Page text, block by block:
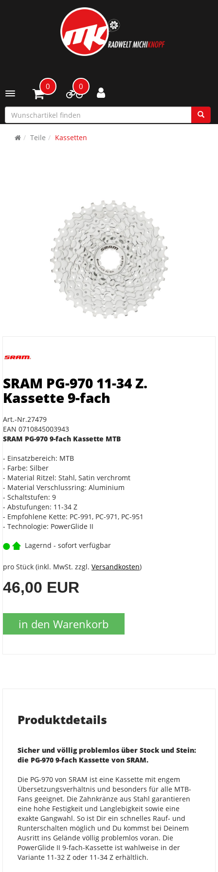
Toggle navigation
0 0
Teile Kassetten
SRAM PG-970 11-34 Z.
Kassette 9-fach
Art.-Nr.27479
EAN 0710845003943
SRAM PG-970 9-fach Kassette MTB
- Einsatzbereich: MTB
- Farbe: Silber
- Material Ritzel: Stahl, Satin verchromt
- Material Verschlussring: Aluminium
- Schaltstufen: 9
- Abstufungen: 11-34 Z
- Empfohlene Kette: PC-991, PC-971, PC-951
- Technologie: PowerGlide II
Lagernd - sofort verfügbar
pro Stück (inkl. MwSt. zzgl. Versandkosten)
46,00 EUR
in den Warenkorb
Produktdetails
Sicher und völlig problemlos über Stock und Stein:
die PG-970 9-fach Kassette von SRAM.
Die PG-970 von SRAM ist eine Kassette mit engem
Übersetzungsverhältnis und besonders für alle MTB-
Fans geeignet. Die Zahnkränze aus Stahl garantieren
eine hohe Festigkeit und Langlebigkeit sowie eine
exakte Gangwahl. So ist Dir ein schnelles Rauf- und
Runterschalten möglich und Du kommst bei Deinem
Ausritt ins Gelände völlig problemlos voran. Die
PowerGlide II 9-fach-Kassette ist wahlweise in der
Variante 11-32 Z oder 11-34 Z erhältlich.